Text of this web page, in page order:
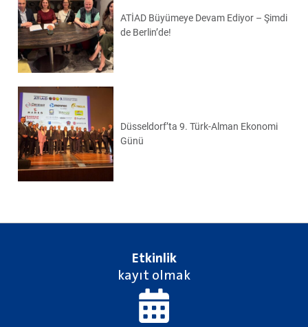
ATİAD Büyümeye Devam Ediyor – Şimdi
de Berlin’de!
Düsseldorf’ta 9. Türk-Alman Ekonomi
Günü
Etkinlik
kayıt olmak